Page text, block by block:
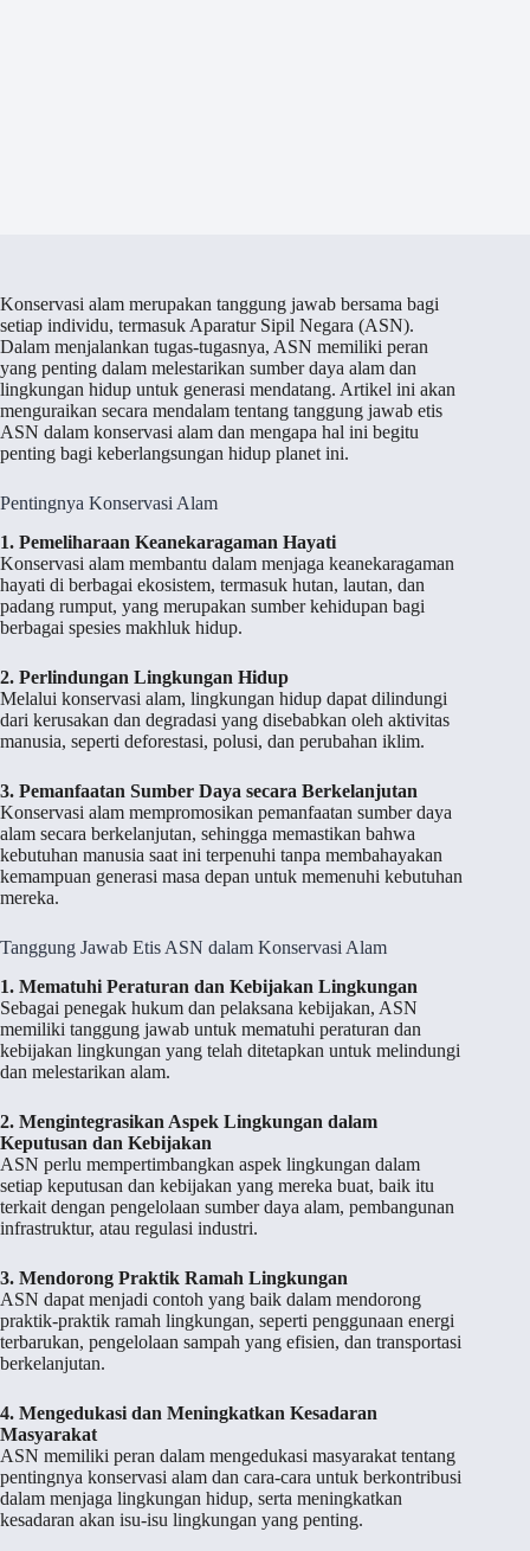
Konservasi alam merupakan tanggung jawab bersama bagi
setiap individu, termasuk Aparatur Sipil Negara (ASN).
Dalam menjalankan tugas-tugasnya, ASN memiliki peran
yang penting dalam melestarikan sumber daya alam dan
lingkungan hidup untuk generasi mendatang. Artikel ini akan
menguraikan secara mendalam tentang tanggung jawab etis
ASN dalam konservasi alam dan mengapa hal ini begitu
penting bagi keberlangsungan hidup planet ini.
Pentingnya Konservasi Alam
1. Pemeliharaan Keanekaragaman Hayati
Konservasi alam membantu dalam menjaga keanekaragaman
hayati di berbagai ekosistem, termasuk hutan, lautan, dan
padang rumput, yang merupakan sumber kehidupan bagi
berbagai spesies makhluk hidup.
2. Perlindungan Lingkungan Hidup
Melalui konservasi alam, lingkungan hidup dapat dilindungi
dari kerusakan dan degradasi yang disebabkan oleh aktivitas
manusia, seperti deforestasi, polusi, dan perubahan iklim.
3. Pemanfaatan Sumber Daya secara Berkelanjutan
Konservasi alam mempromosikan pemanfaatan sumber daya
alam secara berkelanjutan, sehingga memastikan bahwa
kebutuhan manusia saat ini terpenuhi tanpa membahayakan
kemampuan generasi masa depan untuk memenuhi kebutuhan
mereka.
Tanggung Jawab Etis ASN dalam Konservasi Alam
1. Mematuhi Peraturan dan Kebijakan Lingkungan
Sebagai penegak hukum dan pelaksana kebijakan, ASN
memiliki tanggung jawab untuk mematuhi peraturan dan
kebijakan lingkungan yang telah ditetapkan untuk melindungi
dan melestarikan alam.
2. Mengintegrasikan Aspek Lingkungan dalam
Keputusan dan Kebijakan
ASN perlu mempertimbangkan aspek lingkungan dalam
setiap keputusan dan kebijakan yang mereka buat, baik itu
terkait dengan pengelolaan sumber daya alam, pembangunan
infrastruktur, atau regulasi industri.
3. Mendorong Praktik Ramah Lingkungan
ASN dapat menjadi contoh yang baik dalam mendorong
praktik-praktik ramah lingkungan, seperti penggunaan energi
terbarukan, pengelolaan sampah yang efisien, dan transportasi
berkelanjutan.
4. Mengedukasi dan Meningkatkan Kesadaran
Masyarakat
ASN memiliki peran dalam mengedukasi masyarakat tentang
pentingnya konservasi alam dan cara-cara untuk berkontribusi
dalam menjaga lingkungan hidup, serta meningkatkan
kesadaran akan isu-isu lingkungan yang penting.